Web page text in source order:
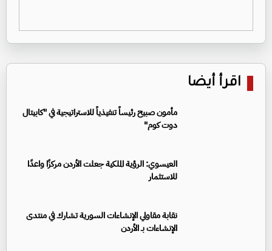
اقرأ أيضا
مأمون صبيح رئيساً تنفيذياً للاستراتيجية في "كابيتال
دوت كوم"
العيسوي: الرؤية الملكية جعلت الأردن مركزًا واعدًا
للاستثمار
نقابة مقاولي الإنشاءات السورية تشارك في منتدى
الإنشاءات بـ الأردن